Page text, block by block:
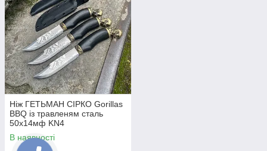
Ніж ГЕТЬМАН СІРКО Gorillas
BBQ із травленям сталь
50х14мф KN4
В наявності